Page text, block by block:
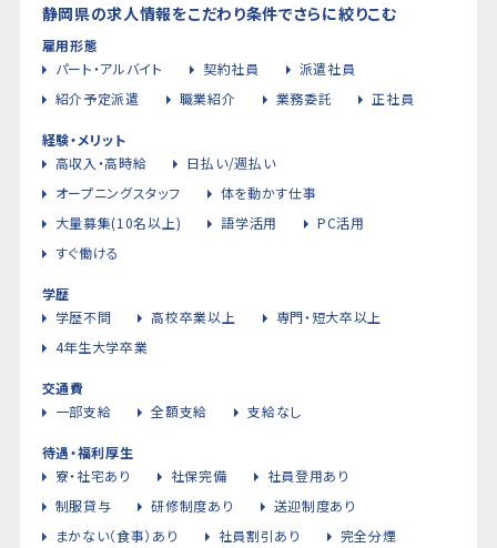
静岡県の求人情報をこだわり条件でさらに絞りこむ
雇用形態
パート・アルバイト
契約社員
派遣社員
紹介予定派遣
職業紹介 業務委託 正社員
経験・メリット
高収入・高時給
日払い/週払い
オープニングスタッフ
体を動かす仕事
大量募集(10名以上)
語学活用
PC活用
すぐ働ける
学歴
学歴不問
高校卒業以上
専門・短大卒以上
4年生大学卒業
交通費
一部支給
全額支給 支給なし
待遇・福利厚生
寮・社宅あり
社保完備
社員登用あり
制服貸与
研修制度あり
送迎制度あり
まかない（食事）あり
社員割引あり
完全分煙